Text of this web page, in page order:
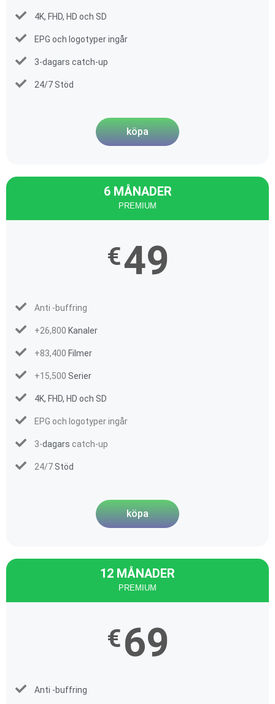
4K, FHD, HD och SD
EPG och logotyper ingår
3-dagars catch-up
24/7 Stöd
köpa
6 MÅNADER
PREMIUM
€49
Anti -buffring
+26,800 Kanaler
+83,400 Filmer
+15,500 Serier
4K, FHD, HD och SD
EPG och logotyper ingår
3-dagars catch-up
24/7 Stöd
köpa
12 MÅNADER
PREMIUM
€69
Anti -buffring